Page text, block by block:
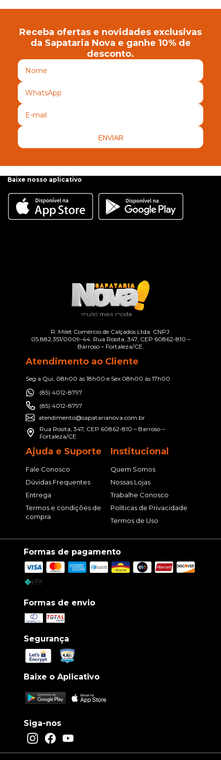
Receba ofertas e novidades exclusivas
da Sapataria Nova e ganhe 10% de
desconto.
ENVIAR
Baixe nosso aplicativo
R. Milet Comércio de Calçados Ltda. CNPJ:
05.882.351/0009-44. Rua Rosita, 347, CEP 60862-810 –
Barroso – Fortaleza/CE.
Atendimento ao Cliente
Seg a Qui, 08h00 às 18h00 e Sex 08h00 às 17h00
(85) 4012-8797
(85) 4012-8797
atendimento@sapatarianova.com.br
Rua Rosita, 347, CEP 60862-810 – Barroso –
Fortaleza/CE.
Ajuda e Suporte
Fale Conosco
Dúvidas Frequentes
Entrega
Termos e condições de
compra
Institucional
Quem Somos
Nossas Lojas
Trabalhe Conosco
Políticas de Privacidade
Termos de Uso
Formas de pagamento
Formas de envio
Segurança
Baixe o Aplicativo
Siga-nos